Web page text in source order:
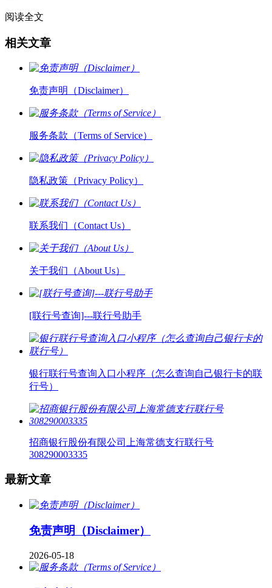
阅读全文
相关文章
免责声明（Disclaimer）
服务条款（Terms of Service）
隐私政策（Privacy Policy）
联系我们（Contact Us）
关于我们（About Us）
[联行号查询]---联行号助手
银行联行号查询入口小程序（怎么查询自己银行卡的联
行号）
招商银行股份有限公司上海常德支行联行号
308290003335
最新文章
免责声明（Disclaimer）
2026-05-18